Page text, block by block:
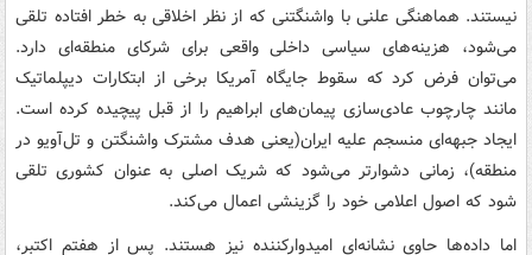
نیستند. هماهنگی علنی با واشنگتنی که از نظر اخلاقی به خطر افتاده تلقی
می‌شود، هزینه‌های سیاسی داخلی واقعی برای شرکای منطقه‌ای دارد.
می‌توان فرض کرد که سقوط جایگاه آمریکا برخی از ابتکارات دیپلماتیک
مانند چارچوب عادی‌سازی پیمان‌های ابراهیم را از قبل پیچیده کرده است.
ایجاد جبهه‌ای منسجم علیه ایران(یعنی هدف مشترک واشنگتن و تل‌آویو در
منطقه)، زمانی دشوارتر می‌شود که شریک اصلی به عنوان کشوری تلقی
شود که اصول اعلامی خود را گزینشی اعمال می‌کند.
اما داده‌ها حاوی نشانه‌ای امیدوارکننده نیز هستند. پس از هفتم اکتبر،